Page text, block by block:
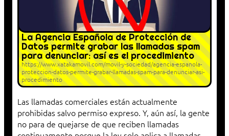
La Agencia Española de Protección de
Datos permite grabar las llamadas spam
para denunciar: así es el procedimiento
https://www.xatakamovil.com/movil-y-sociedad/agencia-espanola-
proteccion-datos-permite-grabar-llamadas-spam-para-denunciar-asi-
procedimiento
Las llamadas comerciales están actualmente
prohibidas salvo permiso expreso. Y, aún así, la gente
no para de quejarse de que reciben llamadas